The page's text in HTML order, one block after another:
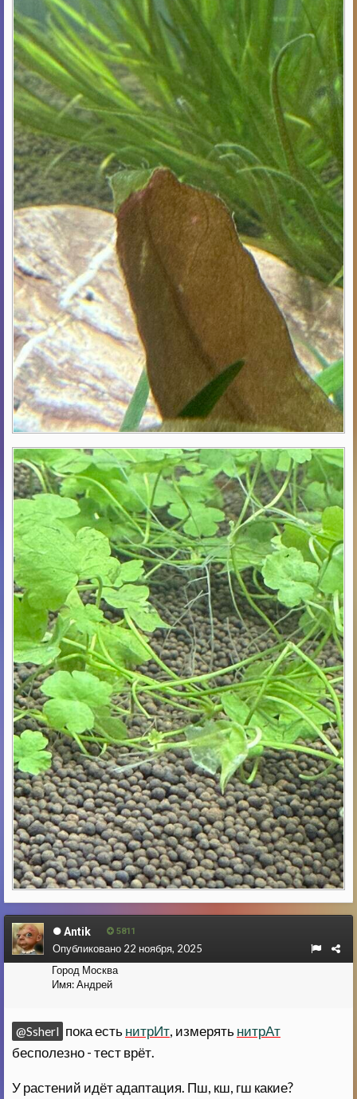
Antik 5811
Город Москва
Имя:Андрей
Опубликовано 22 ноября, 2025
@Ssherl пока естьнитрИт, измерятьнитрАт
бесполезно - тест врёт.
У растений идёт адаптация. Пш, кш, гш какие?